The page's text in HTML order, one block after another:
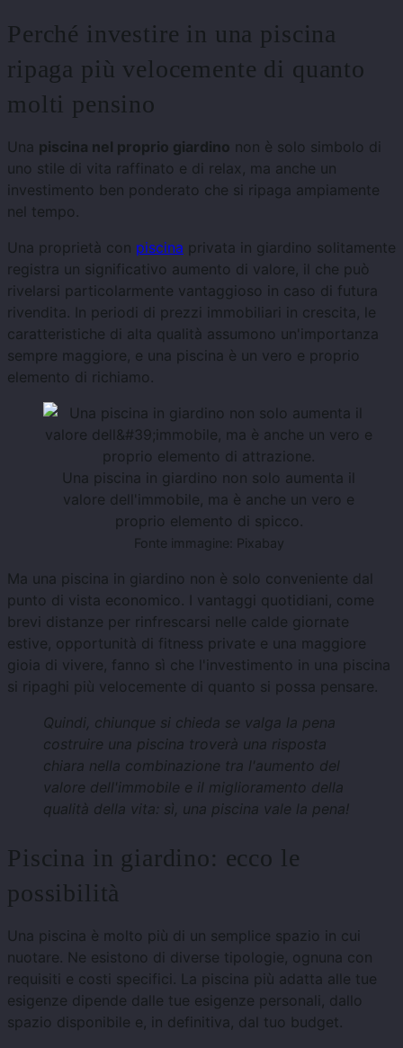
Perché investire in una piscina
ripaga più velocemente di quanto
molti pensino
Una piscina nel proprio giardino non è solo simbolo di
uno stile di vita raffinato e di relax, ma anche un
investimento ben ponderato che si ripaga ampiamente
nel tempo.
Una proprietà con piscina privata in giardino solitamente
registra un significativo aumento di valore, il che può
rivelarsi particolarmente vantaggioso in caso di futura
rivendita. In periodi di prezzi immobiliari in crescita, le
caratteristiche di alta qualità assumono un'importanza
sempre maggiore, e una piscina è un vero e proprio
elemento di richiamo.
Una piscina in giardino non solo aumenta il
valore dell'immobile, ma è anche un vero e
proprio elemento di spicco.
Fonte immagine: Pixabay
Ma una piscina in giardino non è solo conveniente dal
punto di vista economico. I vantaggi quotidiani, come
brevi distanze per rinfrescarsi nelle calde giornate
estive, opportunità di fitness private e una maggiore
gioia di vivere, fanno sì che l'investimento in una piscina
si ripaghi più velocemente di quanto si possa pensare.
Quindi, chiunque si chieda se valga la pena
costruire una piscina troverà una risposta
chiara nella combinazione tra l'aumento del
valore dell'immobile e il miglioramento della
qualità della vita: sì, una piscina vale la pena!
Piscina in giardino: ecco le
possibilità
Una piscina è molto più di un semplice spazio in cui
nuotare. Ne esistono di diverse tipologie, ognuna con
requisiti e costi specifici. La piscina più adatta alle tue
esigenze dipende dalle tue esigenze personali, dallo
spazio disponibile e, in definitiva, dal tuo budget.